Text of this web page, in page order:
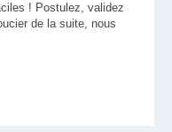
! Postulez, validez
de la suite, nous